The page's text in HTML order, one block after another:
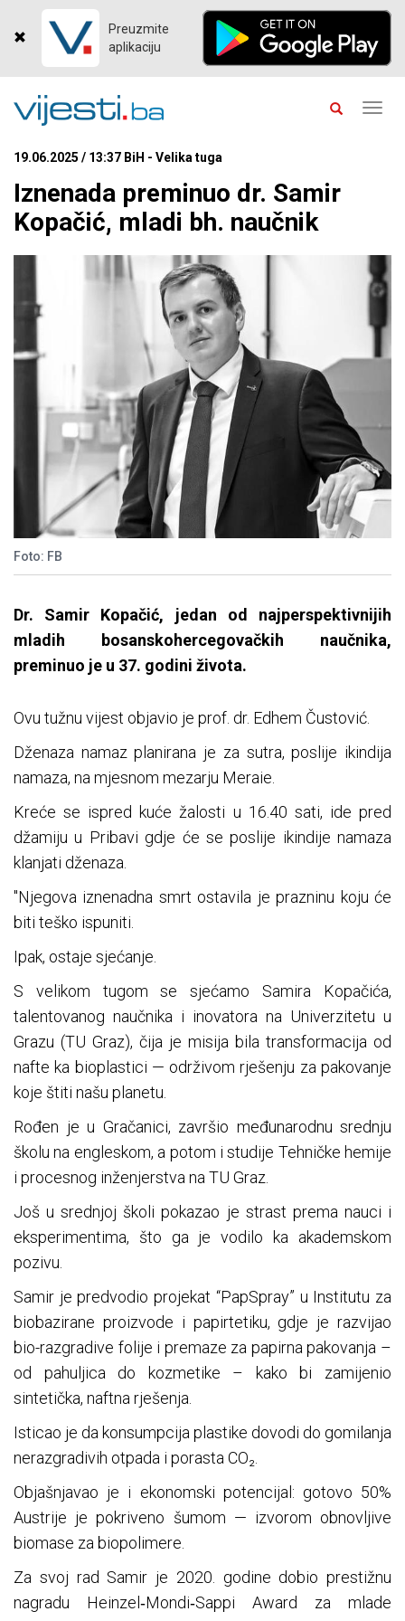
Preuzmite
aplikaciju
19.06.2025 / 13:37 BiH - Velika tuga
Iznenada preminuo dr. Samir
Kopačić, mladi bh. naučnik
Foto: FB
Dr. Samir Kopačić, jedan od najperspektivnijih
mladih bosanskohercegovačkih naučnika,
preminuo je u 37. godini života.
Ovu tužnu vijest objavio je prof. dr. Edhem Čustović.
Dženaza namaz planirana je za sutra, poslije ikindija
namaza, na mjesnom mezarju Meraie.
Kreće se ispred kuće žalosti u 16.40 sati, ide pred
džamiju u Pribavi gdje će se poslije ikindije namaza
klanjati dženaza.
"Njegova iznenadna smrt ostavila je prazninu koju će
biti teško ispuniti.
Ipak, ostaje sjećanje.
S velikom tugom se sjećamo Samira Kopačića,
talentovanog naučnika i inovatora na Univerzitetu u
Grazu (TU Graz), čija je misija bila transformacija od
nafte ka bioplastici — održivom rješenju za pakovanje
koje štiti našu planetu.
Rođen je u Gračanici, završio međunarodnu srednju
školu na engleskom, a potom i studije Tehničke hemije
i procesnog inženjerstva na TU Graz.
Još u srednjoj školi pokazao je strast prema nauci i
eksperimentima, što ga je vodilo ka akademskom
pozivu.
Samir je predvodio projekat “PapSpray” u Institutu za
biobazirane proizvode i papirtetiku, gdje je razvijao
bio-razgradive folije i premaze za papirna pakovanja –
od pahuljica do kozmetike – kako bi zamijenio
sintetička, naftna rješenja.
Isticao je da konsumpcija plastike dovodi do gomilanja
nerazgradivih otpada i porasta CO₂.
Objašnjavao je i ekonomski potencijal: gotovo 50%
Austrije je pokriveno šumom — izvorom obnovljive
biomase za biopolimere.
Za svoj rad Samir je 2020. godine dobio prestižnu
nagradu Heinzel‑Mondi‑Sappi Award za mlade